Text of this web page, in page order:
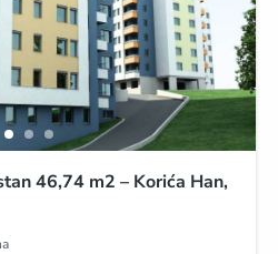
46,74 m2 – Korića Han,